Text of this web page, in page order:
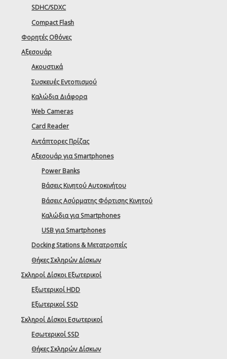
SDHC/SDXC
Compact Flash
Φορητές Οθόνες
Αξεσουάρ
Ακουστικά
Συσκευές Εντοπισμού
Καλώδια Διάφορα
Web Cameras
Card Reader
Αντάπτορες Πρίζας
Αξεσουάρ για Smartphones
Power Banks
Βάσεις Κινητού Αυτοκινήτου
Βάσεις Ασύρματης Φόρτισης Κινητού
Καλώδια για Smartphones
USB για Smartphones
Docking Stations & Μετατροπείς
Θήκες Σκληρών Δίσκων
Σκληροί Δίσκοι Εξωτερικοί
Εξωτερικοί HDD
Εξωτερικοί SSD
Σκληροί Δίσκοι Εσωτερικοί
Εσωτερικοί SSD
Θήκες Σκληρών Δίσκων